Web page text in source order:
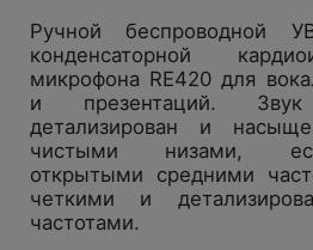
Ручной беспроводной
конденсаторной
микрофона RE420 для
и презентаций.
детализирован и
чистыми низами,
открытыми средними
четкими и
частотами.